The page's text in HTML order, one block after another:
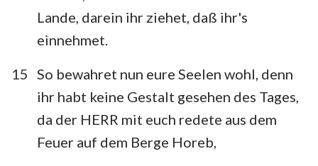
Lande, darein ihr ziehet, daß ihr's
einnehmet.
15 So bewahret nun eure Seelen wohl, denn
ihr habt keine Gestalt gesehen des Tages,
da der HERR mit euch redete aus dem
Feuer auf dem Berge Horeb,